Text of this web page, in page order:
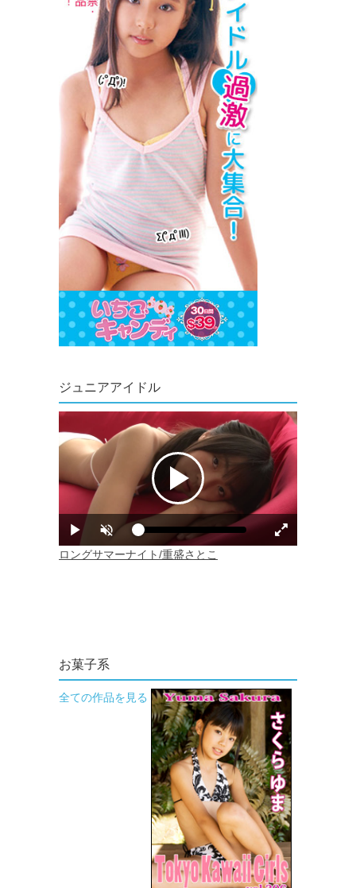
ジュニアアイドル
お菓子系
全ての作品を見る